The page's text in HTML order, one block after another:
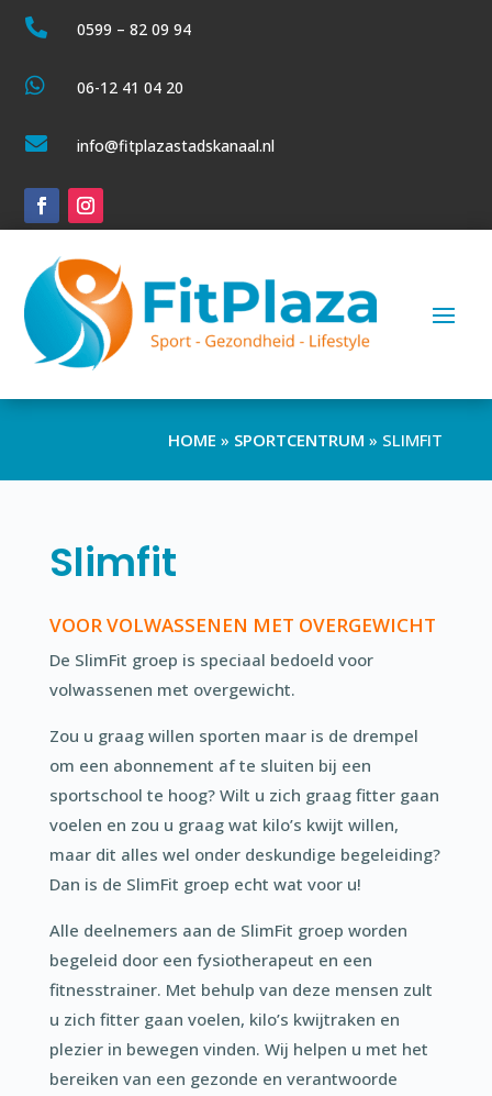
 0599 – 82 09 94
 06-12 41 04 20
 info@fitplazastadskanaal.nl
HOME » SPORTCENTRUM » SLIMFIT
Slimfit
VOOR VOLWASSENEN MET OVERGEWICHT
De SlimFit groep is speciaal bedoeld voor
volwassenen met overgewicht.
Zou u graag willen sporten maar is de drempel
om een abonnement af te sluiten bij een
sportschool te hoog? Wilt u zich graag fitter gaan
voelen en zou u graag wat kilo’s kwijt willen,
maar dit alles wel onder deskundige begeleiding?
Dan is de SlimFit groep echt wat voor u!
Alle deelnemers aan de SlimFit groep worden
begeleid door een fysiotherapeut en een
fitnesstrainer. Met behulp van deze mensen zult
u zich fitter gaan voelen, kilo’s kwijtraken en
plezier in bewegen vinden. Wij helpen u met het
bereiken van een gezonde en verantwoorde